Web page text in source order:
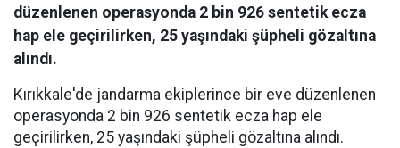
düzenlenen operasyonda 2 bin 926 sentetik ecza
hap ele geçirilirken, 25 yaşındaki şüpheli gözaltına
alındı.
Kırıkkale'de jandarma ekiplerince bir eve düzenlenen
operasyonda 2 bin 926 sentetik ecza hap ele
geçirilirken, 25 yaşındaki şüpheli gözaltına alındı.